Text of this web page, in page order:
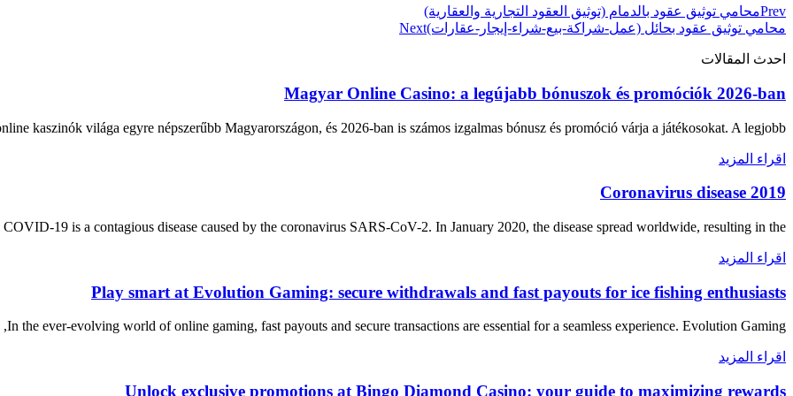
Prevمحامي توثيق عقود بالدمام (توثيق العقود التجارية والعقارية)
محامي توثيق عقود بحائل (عمل-شراكة-بيع-شراء-إيجار-عقارات)Next
احدث المقالات
Magyar Online Casino: a legújabb bónuszok és promóciók 2026-ban
kaszinók világa egyre népszerűbb Magyarországon, és 2026-ban is számos izgalmas bónusz és promóció várja a játékosokat. A legjobb
اقراء المزيد
Coronavirus disease 2019
COVID-19 is a contagious disease caused by the coronavirus SARS-CoV-2. In January 2020, the disease spread worldwide, resulting in the
اقراء المزيد
Play smart at Evolution Gaming: secure withdrawals and fast payouts for ice fishing enthusiasts
In the ever-evolving world of online gaming, fast payouts and secure transactions are essential for a seamless experience. Evolution Gaming,
اقراء المزيد
Unlock exclusive promotions at Bingo Diamond Casino: your guide to maximizing rewards